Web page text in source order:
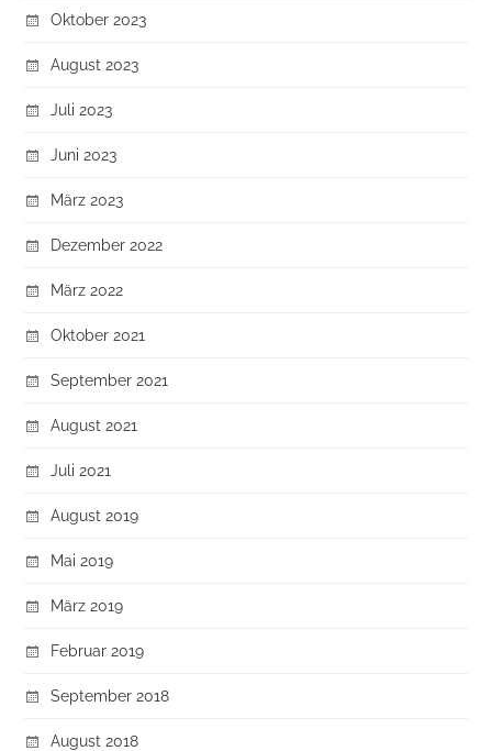
Oktober 2023
August 2023
Juli 2023
Juni 2023
März 2023
Dezember 2022
März 2022
Oktober 2021
September 2021
August 2021
Juli 2021
August 2019
Mai 2019
März 2019
Februar 2019
September 2018
August 2018